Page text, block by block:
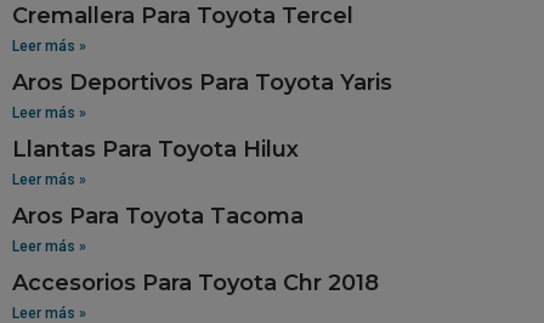
Cremallera Para Toyota Tercel
Leer más »
Aros Deportivos Para Toyota Yaris
Leer más »
Llantas Para Toyota Hilux
Leer más »
Aros Para Toyota Tacoma
Leer más »
Accesorios Para Toyota Chr 2018
Leer más »